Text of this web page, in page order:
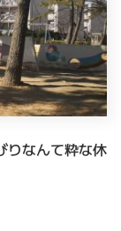
りなんて粋な休